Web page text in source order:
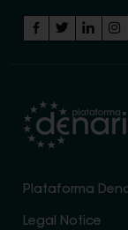
Plataforma
Legal Notice